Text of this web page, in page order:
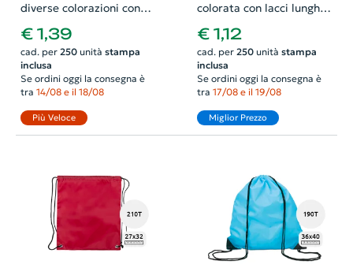
diverse colorazioni con
chiusura a coulisse da
210D 33x44cm
€ 1,39
cad. per 250unità stampa
inclusa
Se ordini oggi la consegna è
tra 14/08 e il 18/08
Più Veloce
colorata con lacci lunghi e
chiusura a coulisse da
210T 33x41cm
€ 1,12
cad. per 250unità stampa
inclusa
Se ordini oggi la consegna è
tra 17/08 e il 19/08
Miglior Prezzo